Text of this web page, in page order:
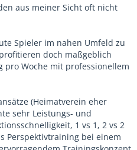
aus meiner Sicht oft nicht
Spieler im nahen Umfeld zu
doch maßgeblich
pro Woche mit professionellem
(Heimatverein eher
sehr Leistungs- und
1 vs 1, 2 vs 2
Perspektivtraining bei einem